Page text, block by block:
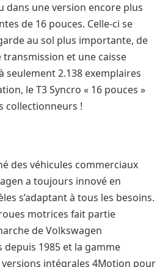
dans une version encore plus
de 16 pouces. Celle-ci se
au sol plus importante, de
et une caisse
seulement 2.138 exemplaires
le T3 Syncro « 16 pouces »
collectionneurs !
des véhicules commerciaux
a toujours innové en
s’adaptant à tous les besoins.
motrices fait partie
de Volkswagen
depuis 1985 et la gamme
intégrales 4Motion pour